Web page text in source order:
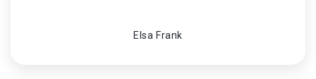
Elsa Frank